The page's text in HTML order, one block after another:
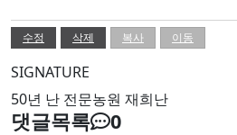
수정 삭제 복사 이동
SIGNATURE
50년 난 전문농원 재희난
댓글목록 0